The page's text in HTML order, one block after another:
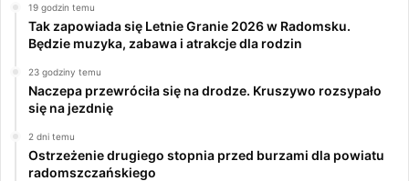
19 godzin temu
Tak zapowiada się Letnie Granie 2026 w Radomsku.
Będzie muzyka, zabawa i atrakcje dla rodzin
23 godziny temu
Naczepa przewróciła się na drodze. Kruszywo rozsypało
się na jezdnię
2 dni temu
Ostrzeżenie drugiego stopnia przed burzami dla powiatu
radomszczańskiego